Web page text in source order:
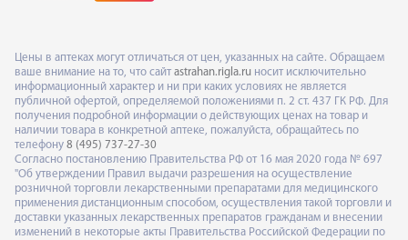
Цены в аптеках могут отличаться от цен, указанных на сайте. Обращаем
ваше внимание на то, что сайт astrahan.rigla.ru носит исключительно
информационный характер и ни при каких условиях не является
публичной офертой, определяемой положениями п. 2 ст. 437 ГК РФ. Для
получения подробной информации о действующих ценах на товар и
наличии товара в конкретной аптеке, пожалуйста, обращайтесь по
телефону 8 (495) 737-27-30
Согласно постановлению Правительства РФ от 16 мая 2020 года № 697
"Об утверждении Правил выдачи разрешения на осуществление
розничной торговли лекарственными препаратами для медицинского
применения дистанционным способом, осуществления такой торговли и
доставки указанных лекарственных препаратов гражданам и внесении
изменений в некоторые акты Правительства Российской Федерации по